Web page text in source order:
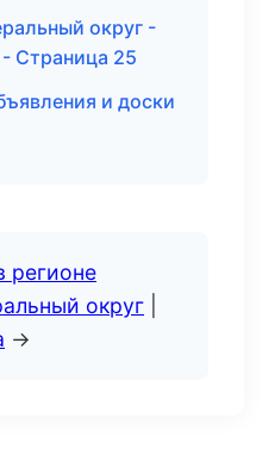
округ -
Страница 25
и доски
регионе
округ
→